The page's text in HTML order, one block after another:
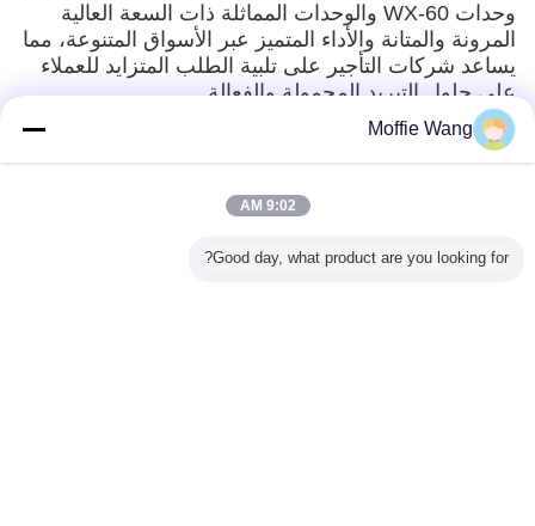
وحدات WX-60 والوحدات المماثلة ذات السعة العالية
المرونة والمتانة والأداء المتميز عبر الأسواق المتنوعة، مما
يساعد شركات التأجير على تلبية الطلب المتزايد للعملاء
على حلول التبريد المحمولة والفعالة.
Recommended Products
Moffie Wang
9:02 AM
Good day, what product are you looking for?